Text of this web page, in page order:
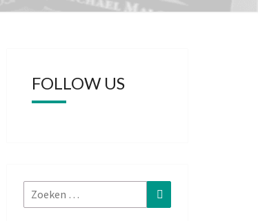
FOLLOW US
Zoeken
naar:
Zoeken